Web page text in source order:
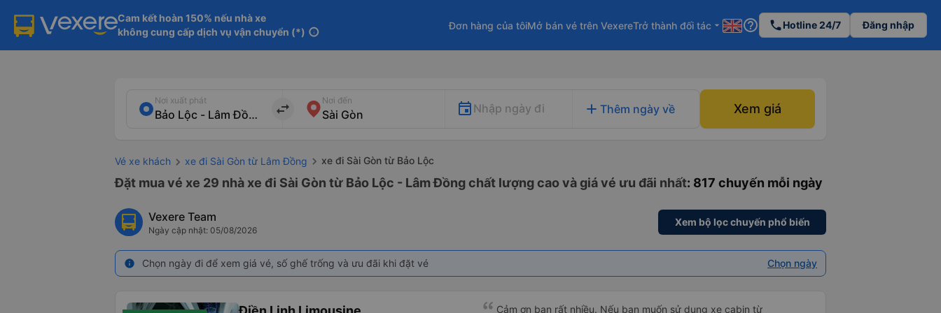
Cam kết hoàn 150% nếu nhà xe
không cung cấp dịch vụ vận chuyển (*) info
Đơn hàng của tôiMở bán vé trên VexereTrở thành đối tác arrow_drop_down help_outline phoneHotline 24/7 Đăng nhập
Nơi xuất phát
import_export
Nơi đến
Nhập ngày đi add Thêm ngày về Xem giá
Vé xe khách xe đi Sài Gòn từ Lâm Đồng xe đi Sài Gòn từ Bảo Lộc
Đặt mua vé xe 29 nhà xe đi Sài Gòn từ Bảo Lộc - Lâm Đồng chất lượng cao và giá vé ưu đãi nhất: 817 chuyến mỗi ngày
Vexere Team
Ngày cập nhật: 05/08/2026
Xem bộ lọc chuyến phổ biến
info Chọn ngày đi để xem giá vé, số ghế trống và ưu đãi khi đặt vé Chọn ngày
Cảm ơn bạn rất nhiều. Nếu bạn muốn sử dụng xe cabin từ